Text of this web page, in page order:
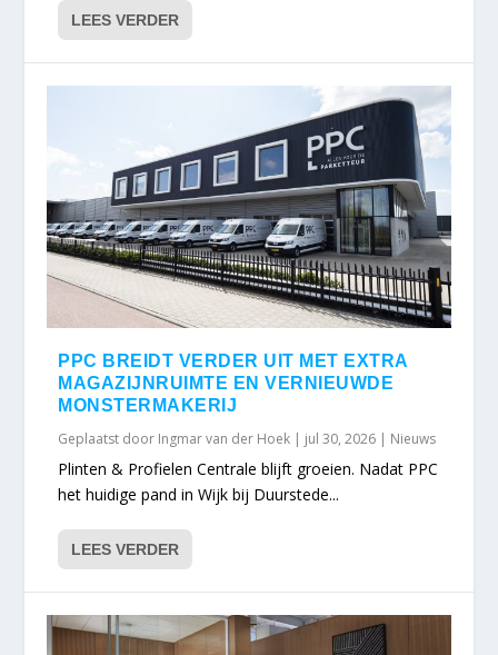
LEES VERDER
PPC BREIDT VERDER UIT MET EXTRA
MAGAZIJNRUIMTE EN VERNIEUWDE
MONSTERMAKERIJ
Geplaatst door Ingmar van der Hoek | jul 30, 2026 | Nieuws
Plinten & Profielen Centrale blijft groeien. Nadat PPC
het huidige pand in Wijk bij Duurstede...
LEES VERDER